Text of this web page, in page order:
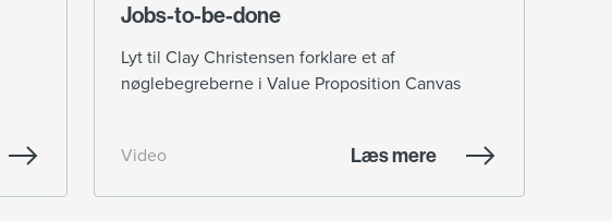
Jobs-to-be-done
Lyt til Clay Christensen forklare et af
nøglebegreberne i Value Proposition Canvas
Video Læs mere